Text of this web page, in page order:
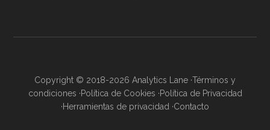
Copyright © 2018-2026 Analytics Lane ·Términos y
condiciones ·Política de Cookies ·Política de Privacidad
·Herramientas de privacidad ·Contacto